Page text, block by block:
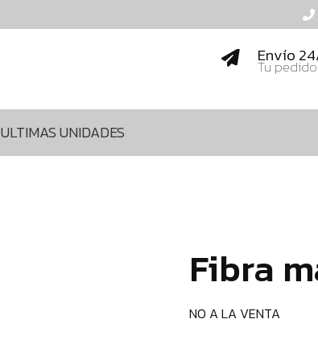
Envío
Tu
ULTIMAS UNIDADES
Fibra
NO A LA VENTA